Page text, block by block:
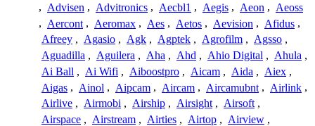
, Advisen , Advitronics , Aecbl1 , Aegis , Aeon , Aeoss
, Aercont , Aeromax , Aes , Aetos , Aevision , Afidus ,
Afreey , Agasio , Agk , Agptek , Agrofilm , Agsso ,
Aguadilla , Aguilera , Aha , Ahd , Ahio Digital , Ahula ,
Ai Ball , Ai Wifi , Aiboostpro , Aicam , Aida , Aiex ,
Aigas , Ainol , Aipcam , Aircam , Aircamubnt , Airlink ,
Airlive , Airmobi , Airship , Airsight , Airsoft ,
Airspace , Airstream , Airties , Airtop , Airview ,